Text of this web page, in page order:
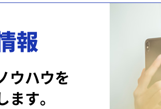
報
ウハウを
す。